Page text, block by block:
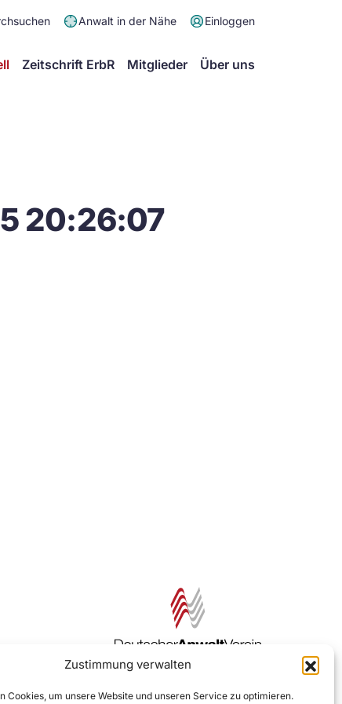
Zustimmung verwalten
Cookies, um unsere Website und unseren Service zu optimieren.
Anwalt in der Nähe Einloggen
Zeitschrift ErbR Mitglieder Über uns
20:26:07
Zur DAV Webseite